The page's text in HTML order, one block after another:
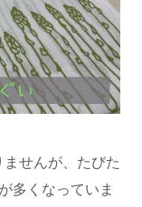
せんが、たびた
多くなっていま